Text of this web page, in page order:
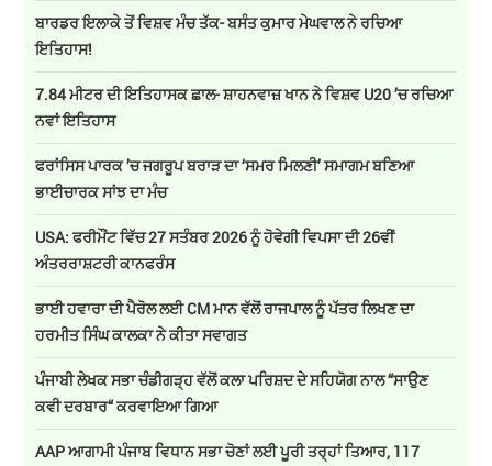
ਬਾਰਡਰ ਇਲਾਕੇ ਤੋਂ ਵਿਸ਼ਵ ਮੰਚ ਤੱਕ- ਬਸੰਤ ਕੁਮਾਰ ਮੇਘਵਾਲ ਨੇ ਰਚਿਆ
ਇਤਿਹਾਸ!
7.84 ਮੀਟਰ ਦੀ ਇਤਿਹਾਸਕ ਛਾਲ- ਸ਼ਾਹਨਵਾਜ਼ ਖਾਨ ਨੇ ਵਿਸ਼ਵ U20 ’ਚ ਰਚਿਆ
ਨਵਾਂ ਇਤਿਹਾਸ
ਫਰਾਂਸਿਸ ਪਾਰਕ ’ਚ ਜਗਰੂਪ ਬਰਾੜ ਦਾ ‘ਸਮਰ ਮਿਲਣੀ’ ਸਮਾਗਮ ਬਣਿਆ
ਭਾਈਚਾਰਕ ਸਾਂਝ ਦਾ ਮੰਚ
USA: ਫਰੀਮੌਂਟ ਵਿੱਚ 27 ਸਤੰਬਰ 2026 ਨੂੰ ਹੋਵੇਗੀ ਵਿਪਸਾ ਦੀ 26ਵੀਂ
ਅੰਤਰਰਾਸ਼ਟਰੀ ਕਾਨਫਰੰਸ
ਭਾਈ ਹਵਾਰਾ ਦੀ ਪੈਰੋਲ ਲਈ CM ਮਾਨ ਵੱਲੋਂ ਰਾਜਪਾਲ ਨੂੰ ਪੱਤਰ ਲਿਖਣ ਦਾ
ਹਰਮੀਤ ਸਿੰਘ ਕਾਲਕਾ ਨੇ ਕੀਤਾ ਸਵਾਗਤ
ਪੰਜਾਬੀ ਲੇਖਕ ਸਭਾ ਚੰਡੀਗੜ੍ਹ ਵੱਲੋਂ ਕਲਾ ਪਰਿਸ਼ਦ ਦੇ ਸਹਿਯੋਗ ਨਾਲ “ਸਾਉਣ
ਕਵੀ ਦਰਬਾਰ“ ਕਰਵਾਇਆ ਗਿਆ
AAP ਆਗਾਮੀ ਪੰਜਾਬ ਵਿਧਾਨ ਸਭਾ ਚੋਣਾਂ ਲਈ ਪੂਰੀ ਤਰ੍ਹਾਂ ਤਿਆਰ, 117